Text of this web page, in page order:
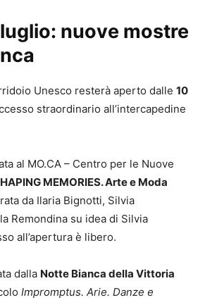
nuove mostre
Unesco resterà aperto dalle 10
straordinario all’intercapedine
al MO.CA – Centro per le Nuove
MEMORIES. Arte e Moda
da Ilaria Bignotti, Silvia
Remondina su idea di Silvia
all’apertura è libero.
dalla Notte Bianca della Vittoria
Impromptus. Arie. Danze e